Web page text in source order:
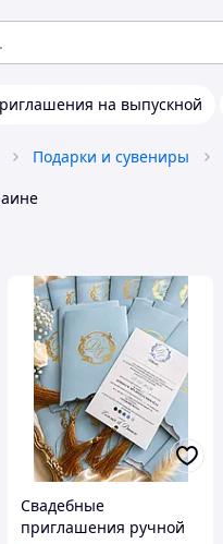
на выпускной
Подарки и сувениры
Свадебные
приглашения ручной